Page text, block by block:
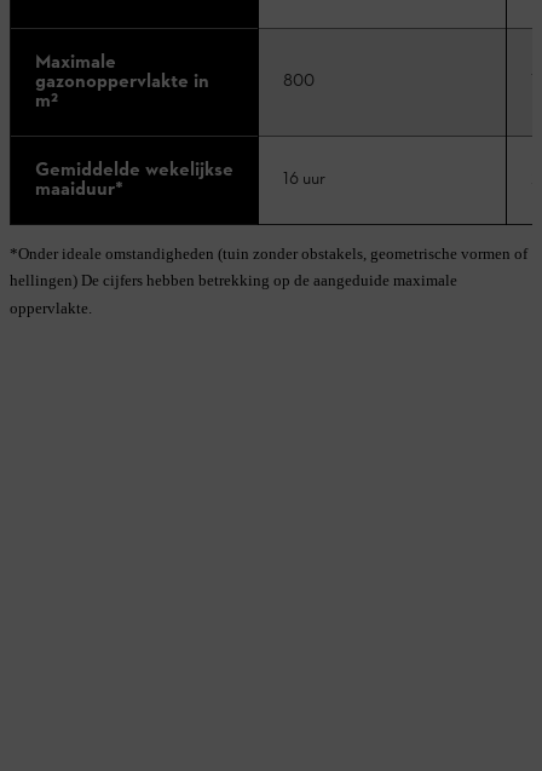
Maximale
gazonoppervlakte in
m²
800
Gemiddelde wekelijkse
maaiduur* 16 uur
*Onder ideale omstandigheden (tuin zonder obstakels, geometrische vormen of
hellingen) De cijfers hebben betrekking op de aangeduide maximale
oppervlakte.